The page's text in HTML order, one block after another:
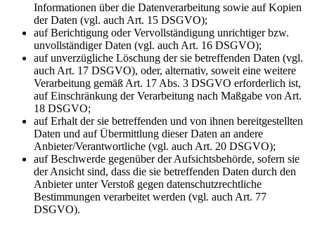
Informationen über die Datenverarbeitung sowie auf Kopien
der Daten (vgl. auch Art. 15 DSGVO);
auf Berichtigung oder Vervollständigung unrichtiger bzw.
unvollständiger Daten (vgl. auch Art. 16 DSGVO);
auf unverzügliche Löschung der sie betreffenden Daten (vgl.
auch Art. 17 DSGVO), oder, alternativ, soweit eine weitere
Verarbeitung gemäß Art. 17 Abs. 3 DSGVO erforderlich ist,
auf Einschränkung der Verarbeitung nach Maßgabe von Art.
18 DSGVO;
auf Erhalt der sie betreffenden und von ihnen bereitgestellten
Daten und auf Übermittlung dieser Daten an andere
Anbieter/Verantwortliche (vgl. auch Art. 20 DSGVO);
auf Beschwerde gegenüber der Aufsichtsbehörde, sofern sie
der Ansicht sind, dass die sie betreffenden Daten durch den
Anbieter unter Verstoß gegen datenschutzrechtliche
Bestimmungen verarbeitet werden (vgl. auch Art. 77
DSGVO).